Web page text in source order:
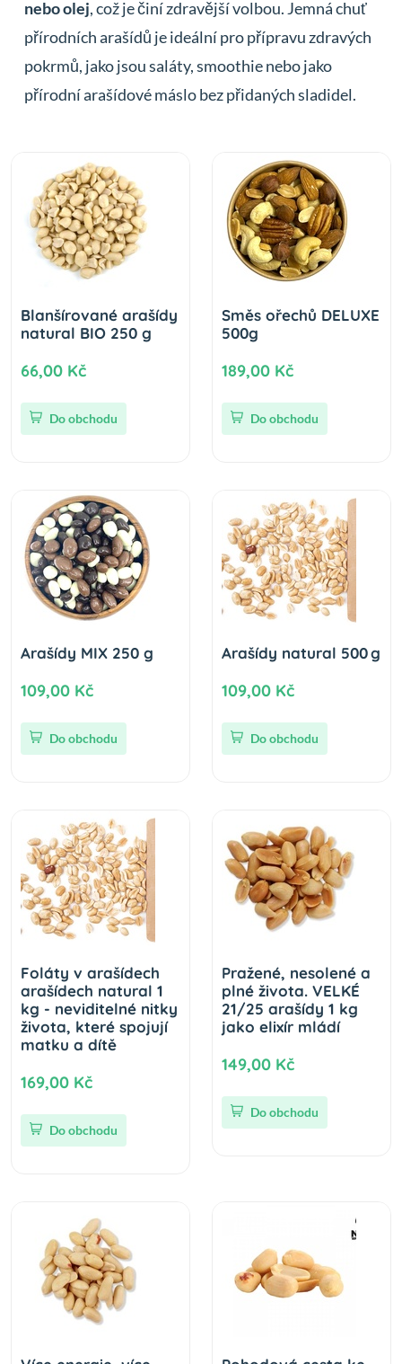
nebo olej, což je činí zdravější volbou. Jemná chuť
přírodních arašídů je ideální pro přípravu zdravých
pokrmů, jako jsou saláty, smoothie nebo jako
přírodní arašídové máslo bez přidaných sladidel.
Blanšírované arašídy
natural BIO 250 g
66,00 Kč
Do obchodu
Směs ořechů DELUXE
500g
189,00 Kč
Do obchodu
Arašídy MIX 250 g
109,00 Kč
Do obchodu
Arašídy natural 500 g
109,00 Kč
Do obchodu
Foláty v arašídech
arašídech natural 1
kg - neviditelné nitky
života, které spojují
matku a dítě
169,00 Kč
Do obchodu
Pražené, nesolené a
plné života. VELKÉ
21/25 arašídy 1 kg
jako elixír mládí
149,00 Kč
Do obchodu